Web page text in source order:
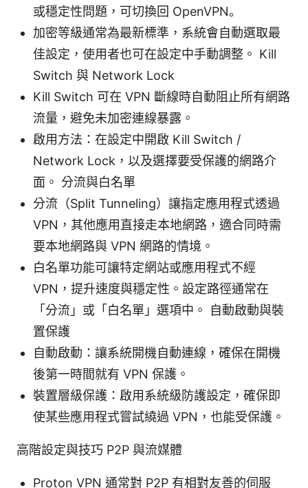
或穩定性問題，可切換回 OpenVPN。
加密等級通常為最新標準，系統會自動選取最
佳設定，使用者也可在設定中手動調整。 Kill
Switch 與 Network Lock
Kill Switch 可在 VPN 斷線時自動阻止所有網路
流量，避免未加密連線暴露。
啟用方法：在設定中開啟 Kill Switch /
Network Lock，以及選擇要受保護的網路介
面。 分流與白名單
分流（Split Tunneling）讓指定應用程式透過
VPN，其他應用直接走本地網路，適合同時需
要本地網路與 VPN 網路的情境。
白名單功能可讓特定網站或應用程式不經
VPN，提升速度與穩定性。設定路徑通常在
「分流」或「白名單」選項中。 自動啟動與裝
置保護
自動啟動：讓系統開機自動連線，確保在開機
後第一時間就有 VPN 保護。
裝置層級保護：啟用系統級防護設定，確保即
使某些應用程式嘗試繞過 VPN，也能受保護。
高階設定與技巧 P2P 與流媒體
Proton VPN 通常對 P2P 有相對友善的伺服